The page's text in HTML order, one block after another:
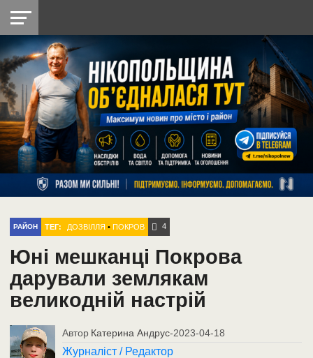
НІКОПОЛЬ
РАЙОН
СІЧЕСЛАВСЬКА
УКРАЇНА
РЕТРО
НІКОПОЛЬ
ЛАЙТ
УКРАЇНА
ДОПОМОГА
РАДІО
РАЙОН ТЕГ: ДОЗВІЛЛЯ •ПОКРОВ 4
Юні мешканці Покрова
дарували землякам
великодній настрій
Автор Катерина Андрус-2023-04-18
Журналіст / Редактор